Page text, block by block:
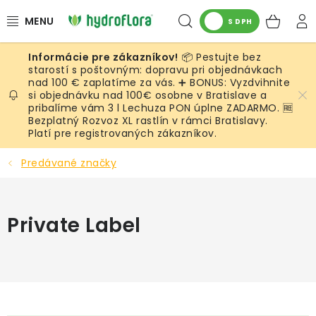
na
Hľadať
S DPH
RASTLINY
UMELÉ RASTLINY
KVETINÁČE
SUBSTRÁTY A PRÍSLUŠENSTVO
📦 Pestujte bez
starostí s poštovným: dopravu pri objednávkach
nad 100 € zaplatíme za vás. ➕ BONUS: Vyzdvihnite
si objednávku nad 100€ osobne v Bratislave a
pribalíme vám 3 l Lechuza PON úplne ZADARMO. 🆓
Bezplatný Rozvoz XL rastlín v rámci Bratislavy.
Platí pre registrovaných zákazníkov.
Predávané značky
Private Label